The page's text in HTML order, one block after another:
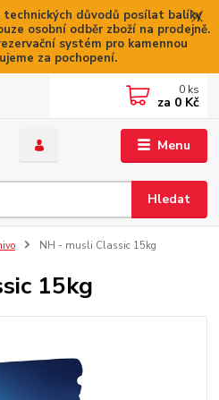
technických důvodů posílat balíky
osobní odběr zboží na prodejně.
systém pro kamennou
za pochopení.
Menu
Hledat
0 ks
za 0 Kč
NH - musli Classic 15kg
15kg